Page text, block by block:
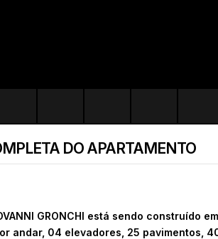
DO APARTAMENTO
GRONCHI está sendo construído
andar, 04 elevadores, 25 pavimentos,